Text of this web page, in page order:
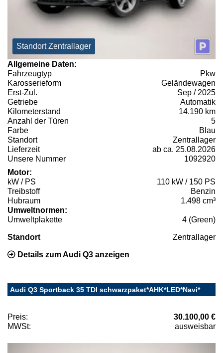
Standort Zentrallager
Allgemeine Daten:
Fahrzeugtyp
Pkw
Karosserieform
Geländewagen
Erst-Zul.
Sep / 2025
Getriebe
Automatik
Kilometerstand
14.190 km
Anzahl der Türen
5
Farbe
Blau
Standort
Zentrallager
Lieferzeit
ab ca. 25.08.2026
Unsere Nummer
1092920
Motor:
kW / PS
110 kW / 150 PS
Treibstoff
Benzin
Hubraum
1.498 cm³
Umweltnormen:
Umweltplakette
4 (Green)
Standort Zentrallager
Details zum Audi Q3 anzeigen
Audi Q3 Sportback 35 TDI schwarzpaket*AHK*LED*Navi*
Preis:
30.100,00 €
MWSt:
ausweisbar